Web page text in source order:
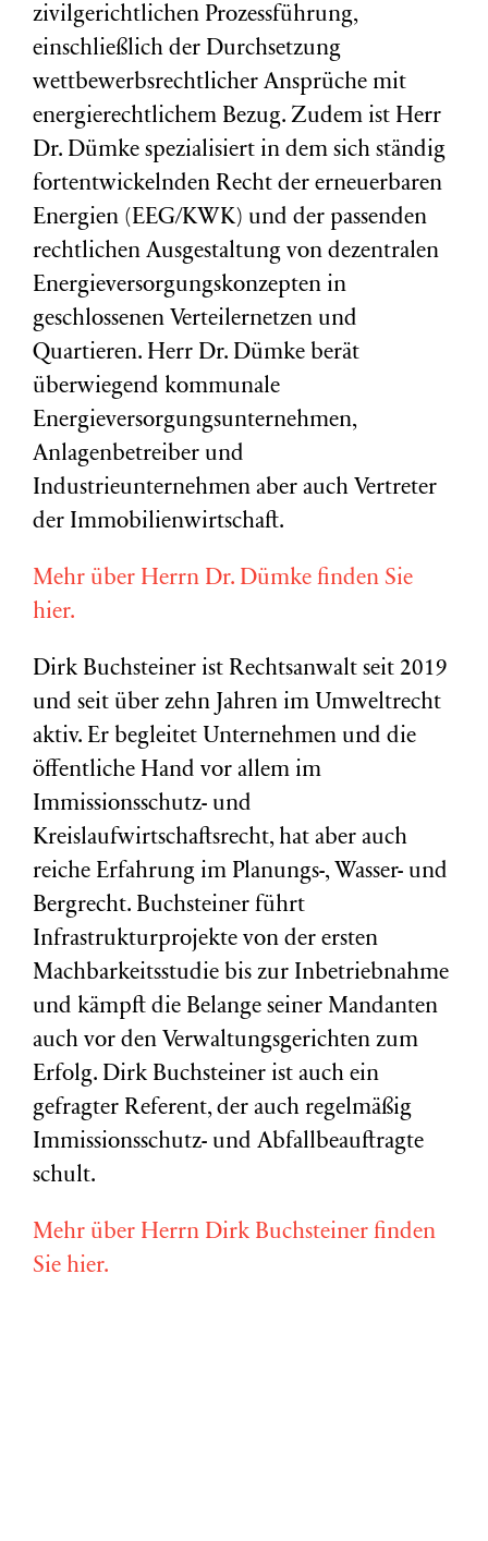
zivilgerichtlichen Prozessführung,
einschließlich der Durchsetzung
wettbewerbsrechtlicher Ansprüche mit
energierechtlichem Bezug. Zudem ist Herr
Dr. Dümke spezialisiert in dem sich ständig
fortentwickelnden Recht der erneuerbaren
Energien (EEG/KWK) und der passenden
rechtlichen Ausgestaltung von dezentralen
Energieversorgungskonzepten in
geschlossenen Verteilernetzen und
Quartieren. Herr Dr. Dümke berät
überwiegend kommunale
Energieversorgungsunternehmen,
Anlagenbetreiber und
Industrieunternehmen aber auch Vertreter
der Immobilienwirtschaft.
Mehr über Herrn Dr. Dümke finden Sie
hier.
Dirk Buchsteiner ist Rechtsanwalt seit 2019
und seit über zehn Jahren im Umweltrecht
aktiv. Er begleitet Unternehmen und die
öffentliche Hand vor allem im
Immissionsschutz- und
Kreislaufwirtschaftsrecht, hat aber auch
reiche Erfahrung im Planungs-, Wasser- und
Bergrecht. Buchsteiner führt
Infrastrukturprojekte von der ersten
Machbarkeitsstudie bis zur Inbetriebnahme
und kämpft die Belange seiner Mandanten
auch vor den Verwaltungsgerichten zum
Erfolg. Dirk Buchsteiner ist auch ein
gefragter Referent, der auch regelmäßig
Immissionsschutz- und Abfallbeauftragte
schult.
Mehr über Herrn Dirk Buchsteiner finden
Sie hier.